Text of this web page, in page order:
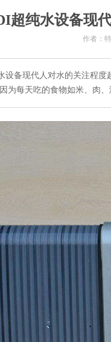
超纯水设备现
作者：
设备现代人对水的关注程度
为每天吃的食物如米、肉